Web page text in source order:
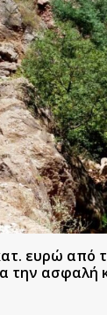
ευρώ από
την ασφαλή